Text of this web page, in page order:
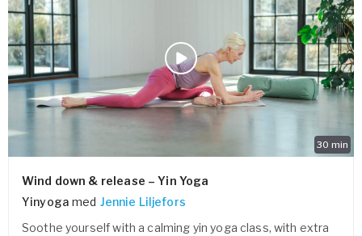
30 min
Wind down & release – Yin Yoga
Yinyoga med Jennie Liljefors
Soothe yourself with a calming yin yoga class, with extra